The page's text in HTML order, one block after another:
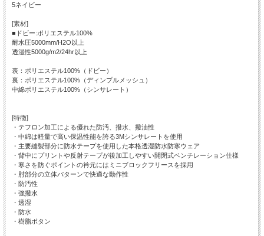
5ネイビー
[素材]
■ドビー:ポリエステル100%
耐水圧5000mm/H2O以上
透湿性5000g/m2/24hr以上
表：ポリエステル100%（ドビー）
裏：ポリエステル100%（ディンプルメッシュ）
中綿ポリエステル100%（シンサレート）
[特徴]
・テフロン加工による優れた防汚、撥水、撥油性
・中綿は軽量で高い保温性能を誇る3Mシンサレートを使用
・主要縫製部分に防水テープを使用した本格透湿防水防寒ウェア
・背中にプリントや反射テープが後加工しやすい開閉式ベンチレーション仕様
・寒さを防ぐポイントの衿元にはミニブロックフリースを採用
・肘部分の立体パターンで快適な動作性
・防汚性
・強撥水
・透湿
・防水
・樹脂ボタン